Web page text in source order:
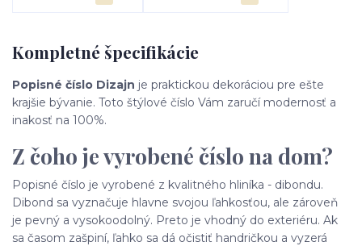
Kompletné špecifikácie
Popisné číslo Dizajn je praktickou dekoráciou pre ešte
krajšie bývanie. Toto štýlové číslo Vám zaručí modernosť a
inakosť na 100%.
Z čoho je vyrobené číslo na dom?
Popisné číslo je vyrobené z kvalitného hliníka - dibondu.
Dibond sa vyznačuje hlavne svojou ľahkosťou, ale zároveň
je pevný a vysokoodolný. Preto je vhodný do exteriéru. Ak
sa časom zašpiní, ľahko sa dá očistiť handričkou a vyzerá